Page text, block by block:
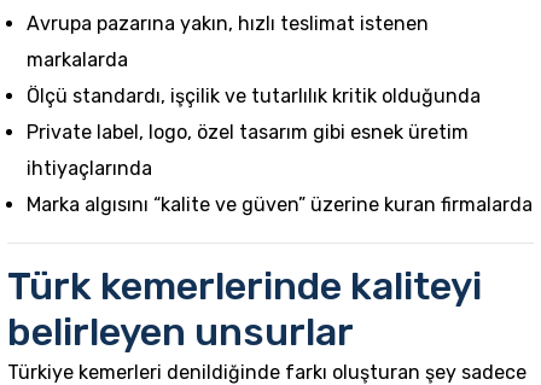
Avrupa pazarına yakın, hızlı teslimat istenen
markalarda
Ölçü standardı, işçilik ve tutarlılık kritik olduğunda
Private label, logo, özel tasarım gibi esnek üretim
ihtiyaçlarında
Marka algısını “kalite ve güven” üzerine kuran firmalarda
Türk kemerlerinde kaliteyi
belirleyen unsurlar
Türkiye kemerleri denildiğinde farkı oluşturan şey sadece